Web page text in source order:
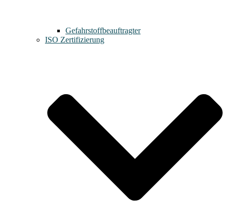
Gefahrstoffbeauftragter
ISO Zertifizierung